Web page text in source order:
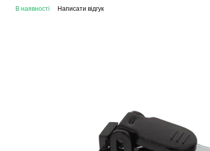
В наявності Написати відгук